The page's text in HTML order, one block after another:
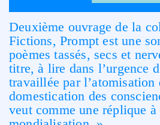
Deuxième ouvrage de la
Fictions, Prompt est une
poèmes tassés, secs et
titre, à lire dans l’urgence
travaillée par l’atomisation
domestication des
veut comme une réplique